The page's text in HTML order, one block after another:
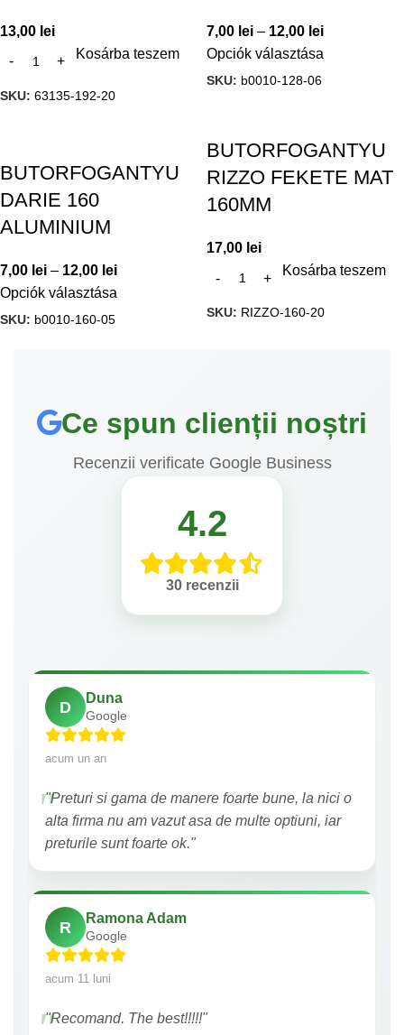
13,00 lei
Kosárba teszem
SKU: 63135-192-20
7,00 lei – 12,00 lei
Opciók választása
SKU: b0010-128-06
BUTORFOGANTYU
DARIE 160
ALUMINIUM
7,00 lei – 12,00 lei
Opciók választása
SKU: b0010-160-05
BUTORFOGANTYU
RIZZO FEKETE MAT
160MM
17,00 lei
Kosárba teszem
SKU: RIZZO-160-20
Ce spun clienții noștri
Recenzii verificate Google Business
4.2
30 recenzii
D
Duna
Google
acum un an
"Preturi si gama de manere foarte bune, la nici o
alta firma nu am vazut asa de multe optiuni, iar
preturile sunt foarte ok."
R
Ramona Adam
Google
acum 11 luni
"Recomand. The best!!!!!"